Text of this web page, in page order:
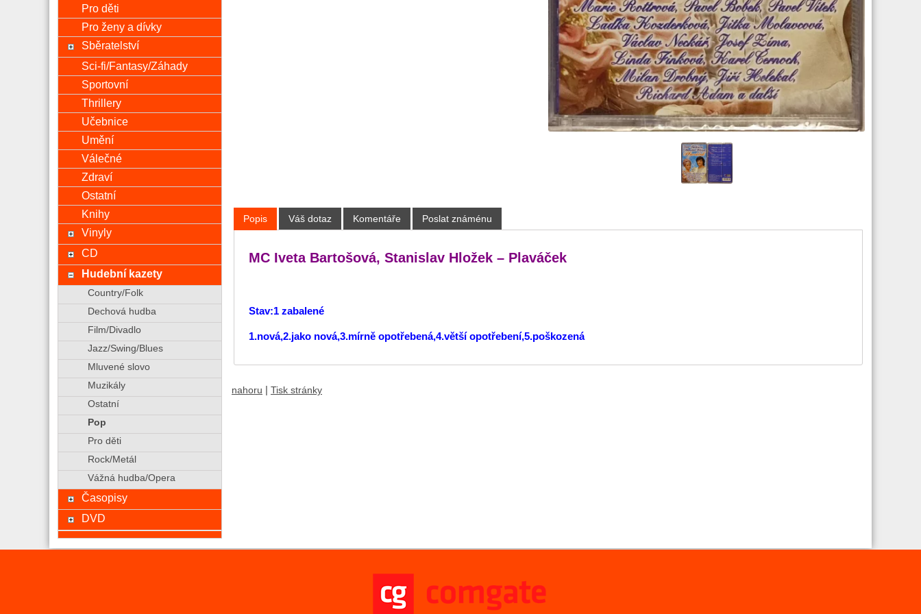
Popis Váš dotaz Komentáře Poslat známénu
MC Iveta Bartošová, Stanislav Hložek – Plaváček
Stav:1 zabalené
1.nová,2.jako nová,3.mírně opotřebená,4.větší opotřebení,5.poškozená
nahoru | Tisk stránky
Pro děti
Pro ženy a dívky
Sběratelství
Sci-fi/Fantasy/Záhady
Sportovní
Thrillery
Učebnice
Umění
Válečné
Zdraví
Ostatní
Knihy
Vinyly
CD
Hudební kazety
Country/Folk
Dechová hudba
Film/Divadlo
Jazz/Swing/Blues
Mluvené slovo
Muzikály
Ostatní
Pop
Pro děti
Rock/Metál
Vážná hudba/Opera
Časopisy
DVD